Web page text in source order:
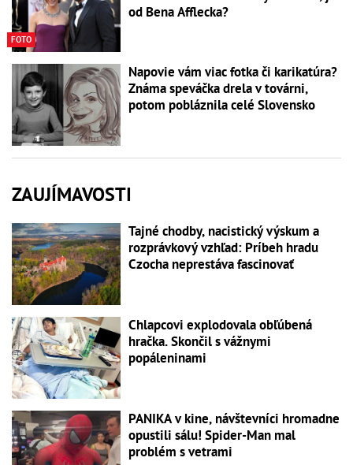
FOTO
od Bena Afflecka?
Napovie vám viac fotka či karikatúra?
Známa speváčka drela v továrni,
potom pobláznila celé Slovensko
ZAUJÍMAVOSTI
Tajné chodby, nacistický výskum a
rozprávkový vzhľad: Príbeh hradu
Czocha neprestáva fascinovať
Chlapcovi explodovala obľúbená
hračka. Skončil s vážnymi
popáleninami
PANIKA v kine, návštevníci hromadne
opustili sálu! Spider-Man mal
problém s vetrami